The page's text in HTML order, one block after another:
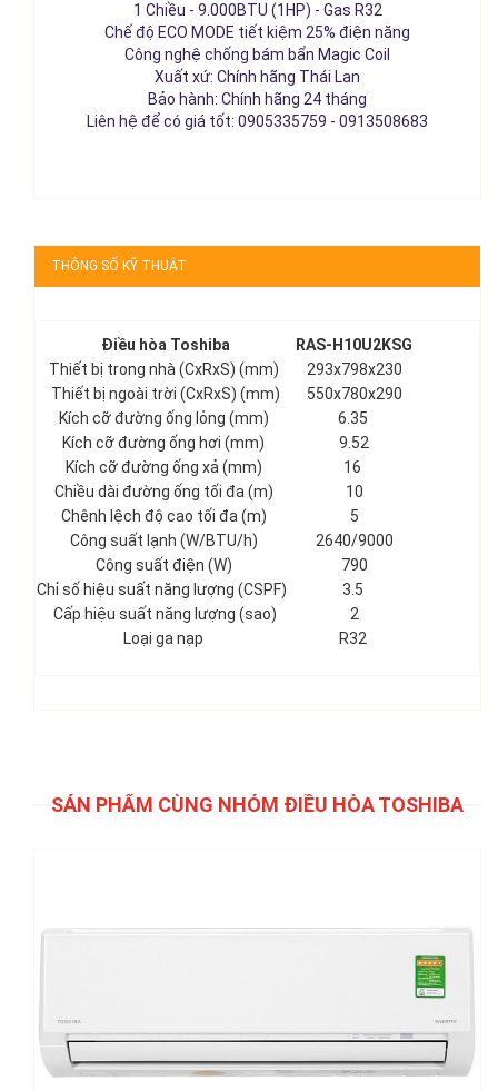
1 Chiều - 9.000BTU (1HP) - Gas R32
Chế độ ECO MODE tiết kiệm 25% điện năng
Công nghệ chống bám bẩn Magic Coil
Xuất xứ: Chính hãng Thái Lan
Bảo hành: Chính hãng 24 tháng
Liên hệ để có giá tốt: 0905335759 - 0913508683
THÔNG SỐ KỸ THUẬT
Điều hòa Toshiba
RAS-H10U2KSG
Thiết bị trong nhà (CxRxS) (mm)
293x798x230
Thiết bị ngoài trời (CxRxS) (mm)
550x780x290
Kích cỡ đường ống lỏng (mm)
6.35
Kích cỡ đường ống hơi (mm)
9.52
Kích cỡ đường ống xả (mm)
16
Chiều dài đường ống tối đa (m)
10
Chênh lệch độ cao tối đa (m)
5
Công suất lạnh (W/BTU/h)
2640/9000
Công suất điện (W)
790
Chỉ số hiệu suất năng lượng (CSPF)
3.5
Cấp hiệu suất năng lượng (sao)
2
Loại ga nạp
R32
SẢN PHẨM CÙNG NHÓM ĐIỀU HÒA TOSHIBA